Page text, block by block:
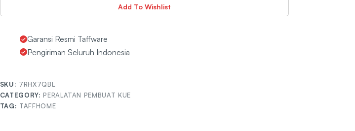
Add To Wishlist
Garansi Resmi Taffware
Pengiriman Seluruh Indonesia
SKU: 7RHX7QBL
CATEGORY:PERALATAN PEMBUAT KUE
TAG: TAFFHOME